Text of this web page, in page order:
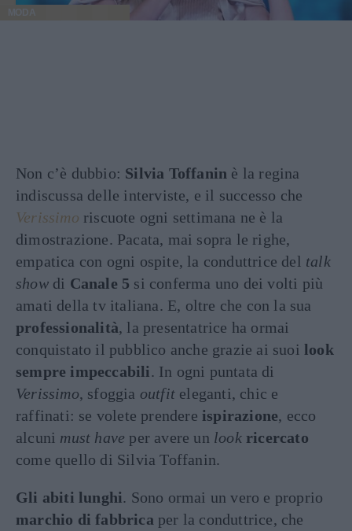
MODA
Non c’è dubbio: Silvia Toffanin è la regina
indiscussa delle interviste, e il successo che
Verissimo riscuote ogni settimana ne è la
dimostrazione. Pacata, mai sopra le righe,
empatica con ogni ospite, la conduttrice del talk
showdi Canale 5 si conferma uno dei volti più
amati della tv italiana. E, oltre che con la sua
professionalità, la presentatrice ha ormai
conquistato il pubblico anche grazie ai suoi look
sempre impeccabili. In ogni puntata di
Verissimo, sfoggia outfit eleganti, chic e
raffinati: se volete prendere ispirazione, ecco
alcuni must have per avere un look ricercato
come quello di Silvia Toffanin.
Gli abiti lunghi. Sono ormai un vero e proprio
marchio di fabbrica per la conduttrice, che